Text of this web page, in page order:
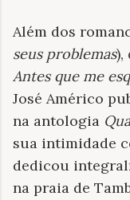
Além dos
seus problemas),
Antes que me
José Américo
na antologia
sua intimidade
dedicou
na praia de